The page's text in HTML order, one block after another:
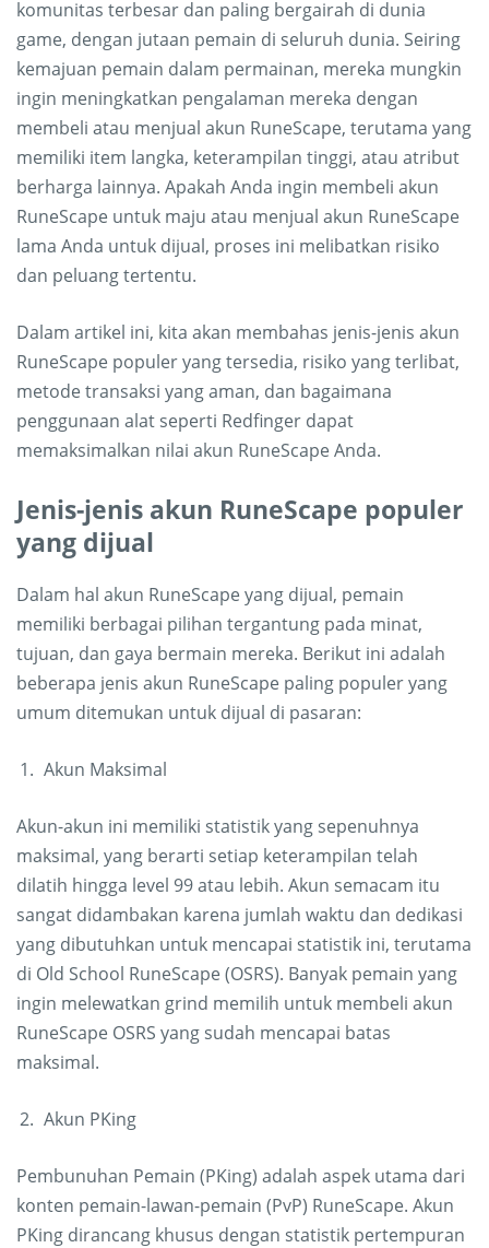
komunitas terbesar dan paling bergairah di dunia
game, dengan jutaan pemain di seluruh dunia. Seiring
kemajuan pemain dalam permainan, mereka mungkin
ingin meningkatkan pengalaman mereka dengan
membeli atau menjual akun RuneScape, terutama yang
memiliki item langka, keterampilan tinggi, atau atribut
berharga lainnya. Apakah Anda ingin membeli akun
RuneScape untuk maju atau menjual akun RuneScape
lama Anda untuk dijual, proses ini melibatkan risiko
dan peluang tertentu.
Dalam artikel ini, kita akan membahas jenis-jenis akun
RuneScape populer yang tersedia, risiko yang terlibat,
metode transaksi yang aman, dan bagaimana
penggunaan alat seperti Redfinger dapat
memaksimalkan nilai akun RuneScape Anda.
Jenis-jenis akun RuneScape populer
yang dijual
Dalam hal akun RuneScape yang dijual, pemain
memiliki berbagai pilihan tergantung pada minat,
tujuan, dan gaya bermain mereka. Berikut ini adalah
beberapa jenis akun RuneScape paling populer yang
umum ditemukan untuk dijual di pasaran:
Akun Maksimal
Akun-akun ini memiliki statistik yang sepenuhnya
maksimal, yang berarti setiap keterampilan telah
dilatih hingga level 99 atau lebih. Akun semacam itu
sangat didambakan karena jumlah waktu dan dedikasi
yang dibutuhkan untuk mencapai statistik ini, terutama
di Old School RuneScape (OSRS). Banyak pemain yang
ingin melewatkan grind memilih untuk membeli akun
RuneScape OSRS yang sudah mencapai batas
maksimal.
Akun PKing
Pembunuhan Pemain (PKing) adalah aspek utama dari
konten pemain-lawan-pemain (PvP) RuneScape. Akun
PKing dirancang khusus dengan statistik pertempuran